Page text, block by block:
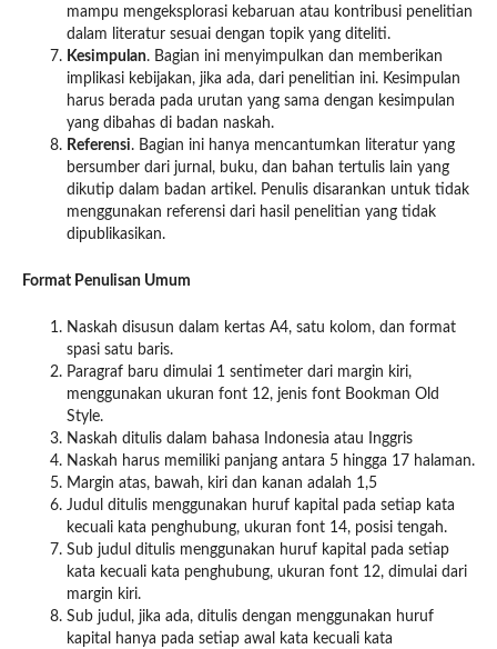
mampu mengeksplorasi kebaruan atau kontribusi penelitian
dalam literatur sesuai dengan topik yang diteliti.
Kesimpulan. Bagian ini menyimpulkan dan memberikan
implikasi kebijakan, jika ada, dari penelitian ini. Kesimpulan
harus berada pada urutan yang sama dengan kesimpulan
yang dibahas di badan naskah.
Referensi. Bagian ini hanya mencantumkan literatur yang
bersumber dari jurnal, buku, dan bahan tertulis lain yang
dikutip dalam badan artikel. Penulis disarankan untuk tidak
menggunakan referensi dari hasil penelitian yang tidak
dipublikasikan.
Format Penulisan Umum
Naskah disusun dalam kertas A4, satu kolom, dan format
spasi satu baris.
Paragraf baru dimulai 1 sentimeter dari margin kiri,
menggunakan ukuran font 12, jenis font Bookman Old
Style.
Naskah ditulis dalam bahasa Indonesia atau Inggris
Naskah harus memiliki panjang antara 5 hingga 17 halaman.
Margin atas, bawah, kiri dan kanan adalah 1,5
Judul ditulis menggunakan huruf kapital pada setiap kata
kecuali kata penghubung, ukuran font 14, posisi tengah.
Sub judul ditulis menggunakan huruf kapital pada setiap
kata kecuali kata penghubung, ukuran font 12, dimulai dari
margin kiri.
Sub judul, jika ada, ditulis dengan menggunakan huruf
kapital hanya pada setiap awal kata kecuali kata